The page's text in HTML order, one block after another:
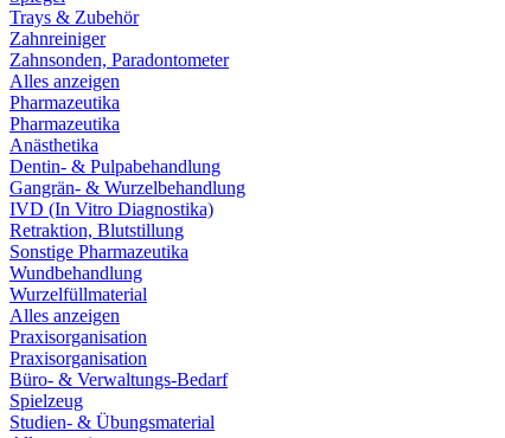
Trays & Zubehör
Zahnreiniger
Zahnsonden, Paradontometer
Alles anzeigen
Pharmazeutika
Pharmazeutika
Anästhetika
Dentin- & Pulpabehandlung
Gangrän- & Wurzelbehandlung
IVD (In Vitro Diagnostika)
Retraktion, Blutstillung
Sonstige Pharmazeutika
Wundbehandlung
Wurzelfüllmaterial
Alles anzeigen
Praxisorganisation
Praxisorganisation
Büro- & Verwaltungs-Bedarf
Spielzeug
Studien- & Übungsmaterial